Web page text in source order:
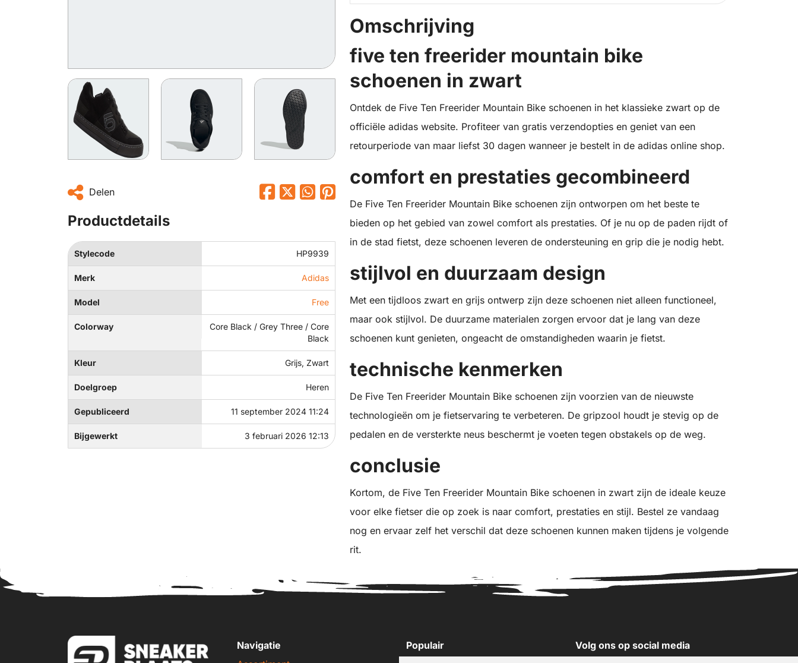
Delen
Productdetails
Stylecode HP9939
Merk Adidas
Model Free
Colorway
Core Black / Grey Three / Core
Black
Kleur Grijs, Zwart
Doelgroep Heren
Gepubliceerd 11 september 2024 11:24
Bijgewerkt 3 februari 2026 12:13
Omschrijving
five ten freerider mountain bike
schoenen in zwart
Ontdek de Five Ten Freerider Mountain Bike schoenen in het klassieke zwart op de
officiële adidas website. Profiteer van gratis verzendopties en geniet van een
retourperiode van maar liefst 30 dagen wanneer je bestelt in de adidas online shop.
comfort en prestaties gecombineerd
De Five Ten Freerider Mountain Bike schoenen zijn ontworpen om het beste te
bieden op het gebied van zowel comfort als prestaties. Of je nu op de paden rijdt of
in de stad fietst, deze schoenen leveren de ondersteuning en grip die je nodig hebt.
stijlvol en duurzaam design
Met een tijdloos zwart en grijs ontwerp zijn deze schoenen niet alleen functioneel,
maar ook stijlvol. De duurzame materialen zorgen ervoor dat je lang van deze
schoenen kunt genieten, ongeacht de omstandigheden waarin je fietst.
technische kenmerken
De Five Ten Freerider Mountain Bike schoenen zijn voorzien van de nieuwste
technologieën om je fietservaring te verbeteren. De gripzool houdt je stevig op de
pedalen en de versterkte neus beschermt je voeten tegen obstakels op de weg.
conclusie
Kortom, de Five Ten Freerider Mountain Bike schoenen in zwart zijn de ideale keuze
voor elke fietser die op zoek is naar comfort, prestaties en stijl. Bestel ze vandaag
nog en ervaar zelf het verschil dat deze schoenen kunnen maken tijdens je volgende
rit.
Navigatie
Populair
Volg ons op social media